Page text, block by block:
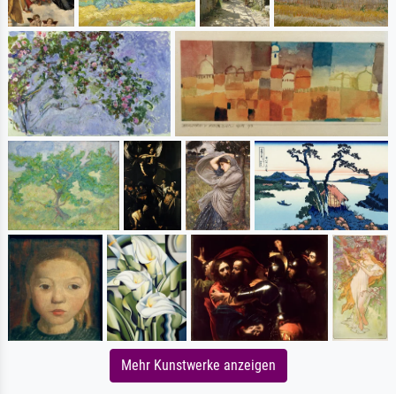
Mehr Kunstwerke anzeigen